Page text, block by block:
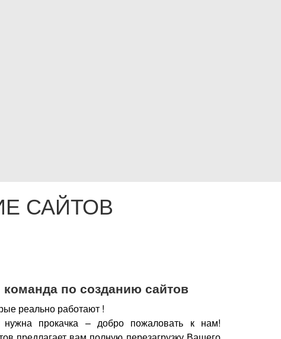
САЙТОВ
по созданию сайтов
реально работают !
прокачка – добро пожаловать к нам!